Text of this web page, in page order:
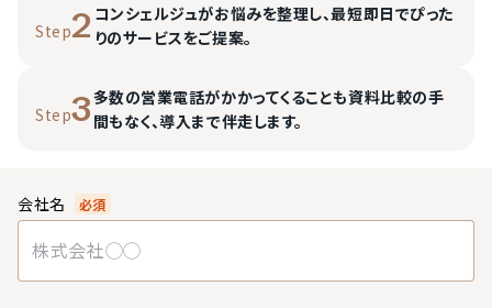
Step2 コンシェルジュがお悩みを整理し、最短即日でぴった
りのサービスをご提案。
Step3多数の営業電話がかかってくることも資料比較の手
間もなく、導入まで伴走します。
会社名 必須